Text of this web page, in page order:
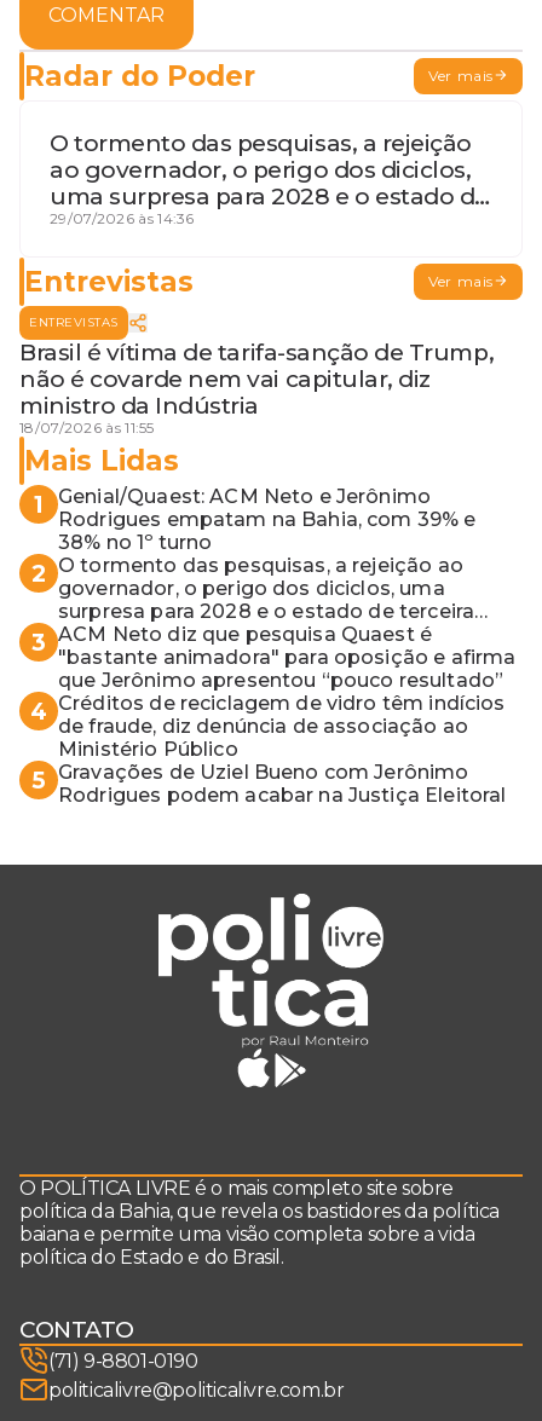
COMENTAR
Radar do Poder Ver mais
O tormento das pesquisas, a rejeição
ao governador, o perigo dos diciclos,
uma surpresa para 2028 e o estado de
terceira guerra mundial
29/07/2026 às 14:36
Entrevistas Ver mais
ENTREVISTAS
Brasil é vítima de tarifa-sanção de Trump,
não é covarde nem vai capitular, diz
ministro da Indústria
18/07/2026 às 11:55
Mais Lidas
1
Genial/Quaest: ACM Neto e Jerônimo
Rodrigues empatam na Bahia, com 39% e
38% no 1º turno
2
O tormento das pesquisas, a rejeição ao
governador, o perigo dos diciclos, uma
surpresa para 2028 e o estado de terceira
guerra mundial
3 ACM Neto diz que pesquisa Quaest é
"bastante animadora" para oposição e afirma
que Jerônimo apresentou “pouco resultado”
4 Créditos de reciclagem de vidro têm indícios
de fraude, diz denúncia de associação ao
Ministério Público
5
Gravações de Uziel Bueno com Jerônimo
Rodrigues podem acabar na Justiça Eleitoral
O POLÍTICA LIVRE é o mais completo site sobre
política da Bahia, que revela os bastidores da política
baiana e permite uma visão completa sobre a vida
política do Estado e do Brasil.
CONTATO
(71) 9-8801-0190
politicalivre@politicalivre.com.br